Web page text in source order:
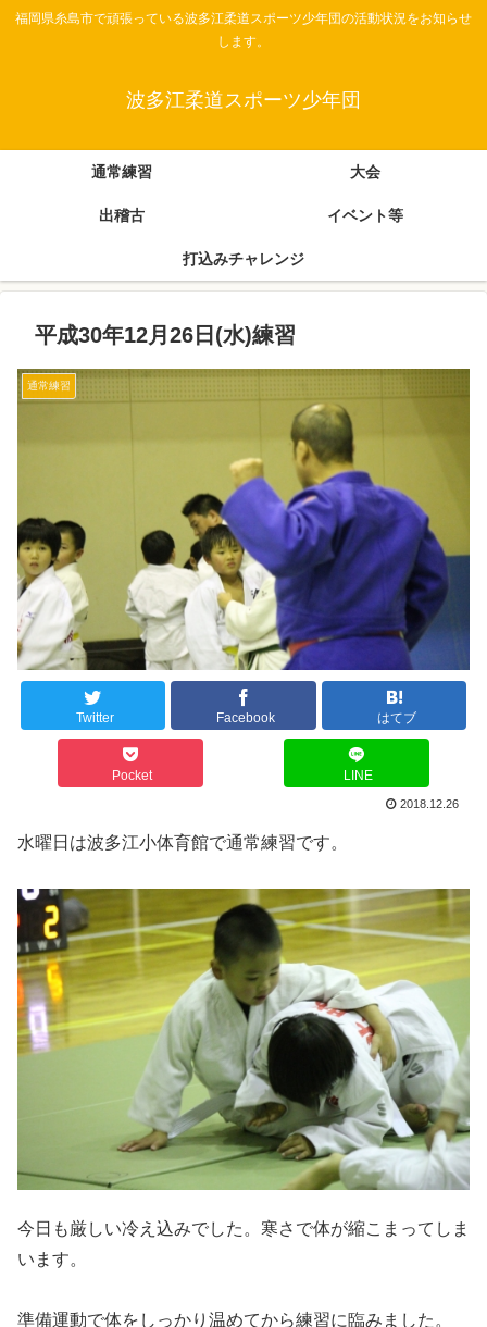
福岡県糸島市で頑張っている波多江柔道スポーツ少年団の活動状況をお知らせ
します。
波多江柔道スポーツ少年団
通常練習 大会
出稽古 イベント等
打込みチャレンジ
平成30年12月26日(水)練習
通常練習
Twitter Facebook はてブ
Pocket LINE
2018.12.26
水曜日は波多江小体育館で通常練習です。
今日も厳しい冷え込みでした。寒さで体が縮こまってしま
います。
準備運動で体をしっかり温めてから練習に臨みました。